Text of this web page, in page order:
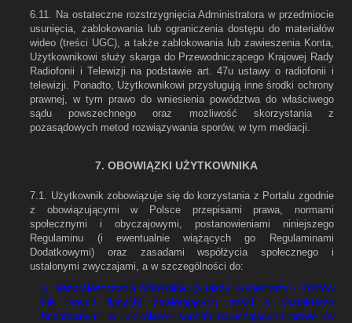
6.11. Na ostateczne rozstrzygnięcia Administratora w przedmiocie
usunięcia, zablokowania lub ograniczenia dostępu do materiałów
wideo (treści UGC), a także zablokowania lub zawieszenia Konta,
Użytkownikowi służy skarga do Przewodniczącego Krajowej Rady
Radiofonii i Telewizji na podstawie art. 47u ustawy o radiofonii i
telewizji. Ponadto, Użytkownikowi przysługują inne środki ochrony
prawnej, w tym prawo do wniesienia powództwa do właściwego
sądu powszechnego oraz możliwość skorzystania z
pozasądowych metod rozwiązywania sporów, w tym mediacji.
7. OBOWIĄZKI UŻYTKOWNIKA
7.1. Użytkownik zobowiązuje się do korzystania z Portalu zgodnie
z obowiązującymi w Polsce przepisami prawa, normami
społecznymi i obyczajowymi, postanowieniami niniejszego
Regulaminu (i ewentualnie wiążących go Regulaminami
Dodatkowymi) oraz zasadami współżycia społecznego i
ustalonymi zwyczajami, a w szczególności do:
a. niezamieszczania Materiałów (a także Komentarzy / Postów
lub innych danych) zawierających treści o charakterze
bezprawnym, w jakikolwiek sposób naruszających prawo (w